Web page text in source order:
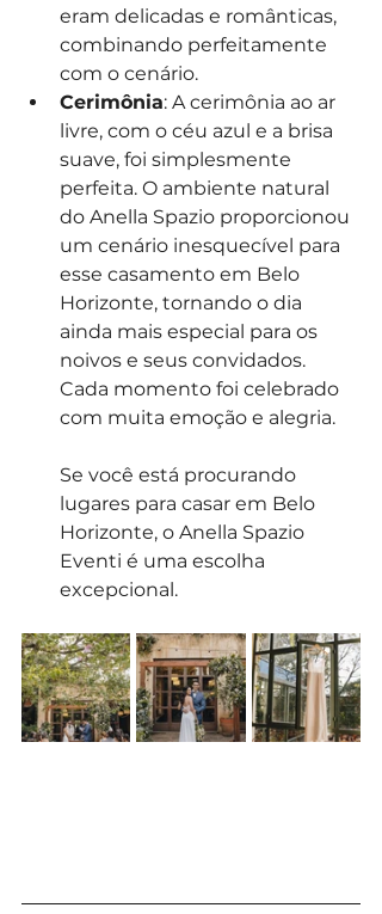
eram delicadas e românticas,
combinando perfeitamente
com o cenário.
Cerimônia: A cerimônia ao ar
livre, com o céu azul e a brisa
suave, foi simplesmente
perfeita. O ambiente natural
do Anella Spazio proporcionou
um cenário inesquecível para
esse casamento em Belo
Horizonte, tornando o dia
ainda mais especial para os
noivos e seus convidados.
Cada momento foi celebrado
com muita emoção e alegria.
Se você está procurando
lugares para casar em Belo
Horizonte, o Anella Spazio
Eventi é uma escolha
excepcional.